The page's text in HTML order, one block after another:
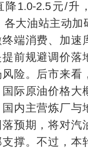
降1.0-2.5元/升
各大油站主动加
端消费、加速
前规避调价落
险。后市来看
际原油价格大
内主营炼厂与
预期，将对汽
撑。不过，本